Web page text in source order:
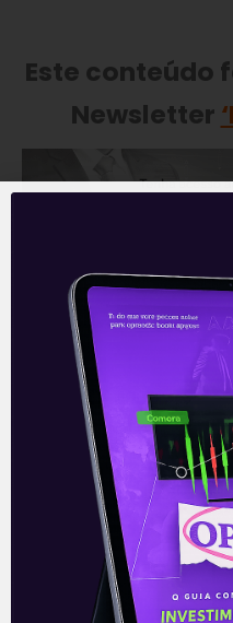
Este conteúdo
Newsletter
Leia também:
Brasil
Acompanhe